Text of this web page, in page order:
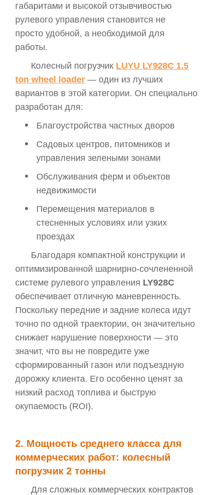
габаритами и высокой отзывчивостью
рулевого управления становится не
просто удобной, а необходимой для
работы.
Колесный погрузчик LUYU LY928C 1.5
ton wheel loader — один из лучших
вариантов в этой категории. Он специально
разработан для:
Благоустройства частных дворов
Садовых центров, питомников и
управления зелеными зонами
Обслуживания ферм и объектов
недвижимости
Перемещения материалов в
стесненных условиях или узких
проездах
Благодаря компактной конструкции и
оптимизированной шарнирно-сочлененной
системе рулевого управления LY928C
обеспечивает отличную маневренность.
Поскольку передние и задние колеса идут
точно по одной траектории, он значительно
снижает нарушение поверхности — это
значит, что вы не повредите уже
сформированный газон или подъездную
дорожку клиента. Его особенно ценят за
низкий расход топлива и быструю
окупаемость (ROI).
2. Мощность среднего класса для
коммерческих работ: колесный
погрузчик 2 тонны
Для сложных коммерческих контрактов